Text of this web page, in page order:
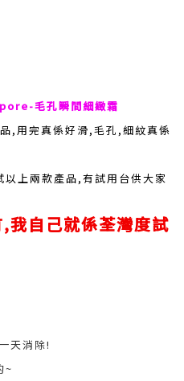
毛孔瞬間細緻霜
,用完真係好滑,毛孔,細紋真係
上兩款產品,有試用台供大家
我自己就係荃灣度試
天消除!
~